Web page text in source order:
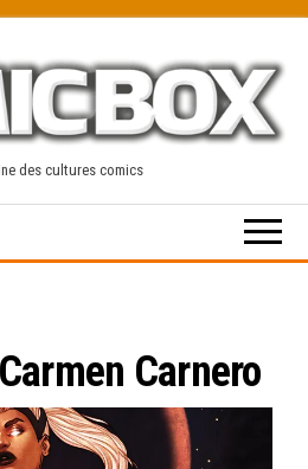
des cultures comics
Carmen Carnero